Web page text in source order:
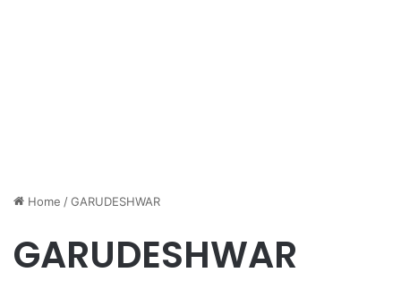
Home /GARUDESHWAR
GARUDESHWAR